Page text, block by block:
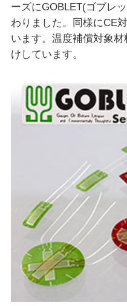
ーズにGOBLET(ゴブレ
わりました。同様にCE
います。温度補償対象
けしています。